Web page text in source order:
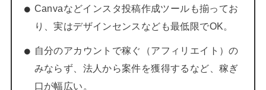
Canvaなどインスタ投稿作成ツールも揃ってお
り、実はデザインセンスなども最低限でOK。
自分のアカウントで稼ぐ（アフィリエイト）の
みならず、法人から案件を獲得するなど、稼ぎ
口が幅広い。